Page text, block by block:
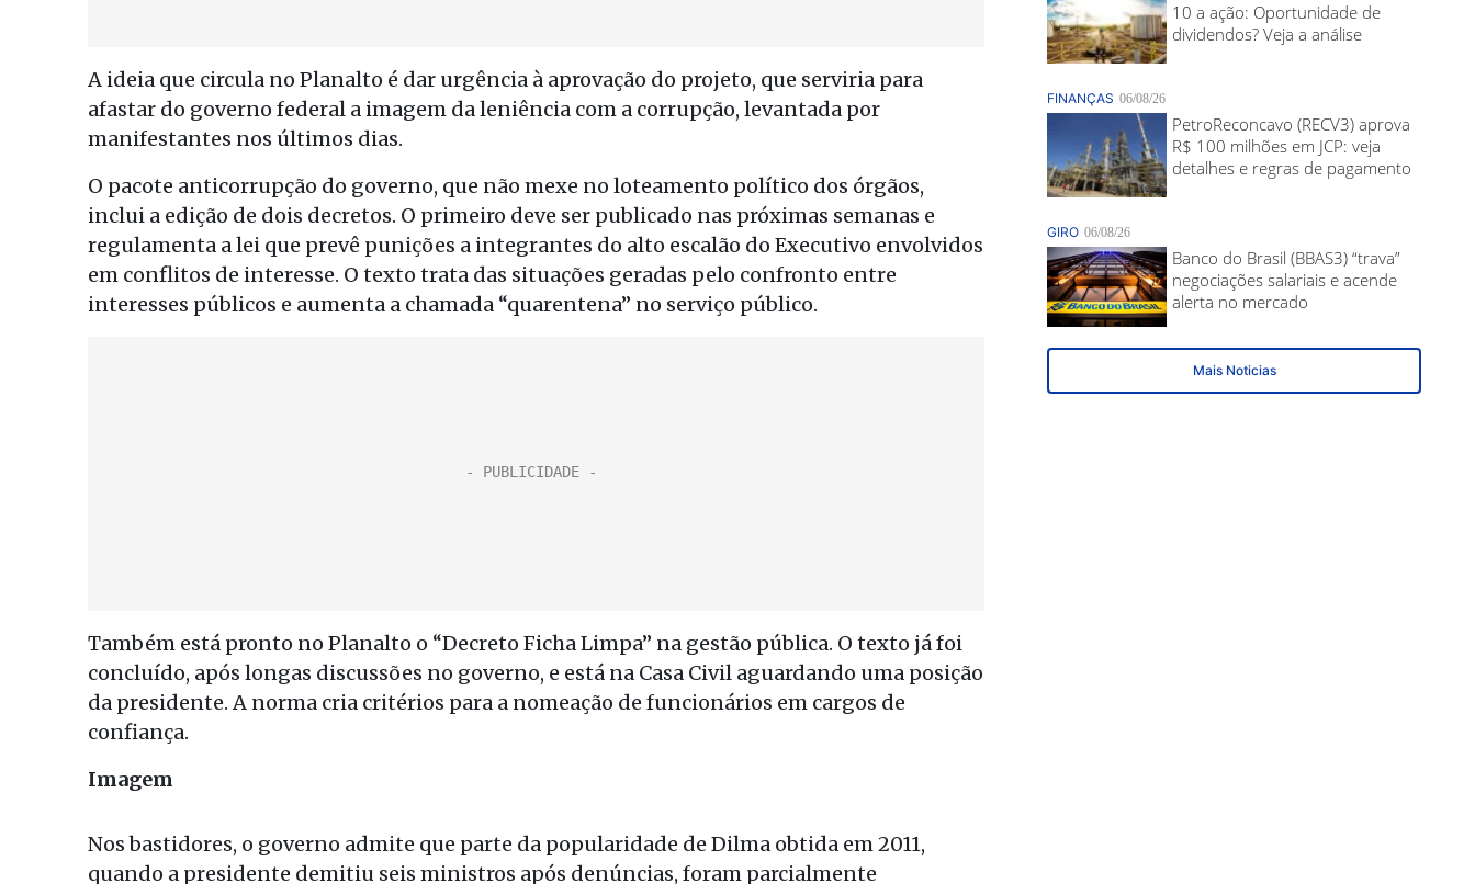
A ideia que circula no Planalto é dar urgência à aprovação do projeto, que serviria para
afastar do governo federal a imagem da leniência com a corrupção, levantada por
manifestantes nos últimos dias.
O pacote anticorrupção do governo, que não mexe no loteamento político dos órgãos,
inclui a edição de dois decretos. O primeiro deve ser publicado nas próximas semanas e
regulamenta a lei que prevê punições a integrantes do alto escalão do Executivo envolvidos
em conflitos de interesse. O texto trata das situações geradas pelo confronto entre
interesses públicos e aumenta a chamada “quarentena” no serviço público.
Também está pronto no Planalto o “Decreto Ficha Limpa” na gestão pública. O texto já foi
concluído, após longas discussões no governo, e está na Casa Civil aguardando uma posição
da presidente. A norma cria critérios para a nomeação de funcionários em cargos de
confiança.
Imagem
Nos bastidores, o governo admite que parte da popularidade de Dilma obtida em 2011,
quando a presidente demitiu seis ministros após denúncias, foram parcialmente